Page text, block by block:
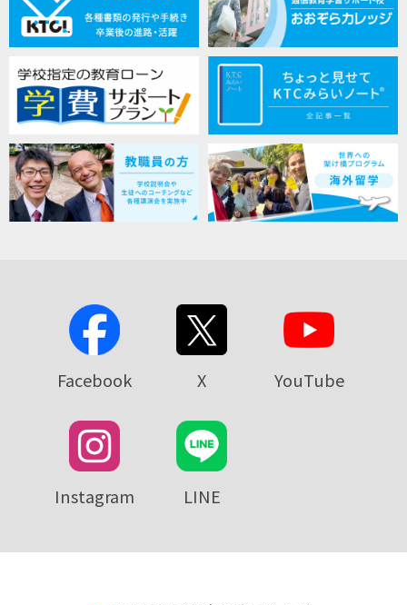
Facebook X YouTube
Instagram LINE